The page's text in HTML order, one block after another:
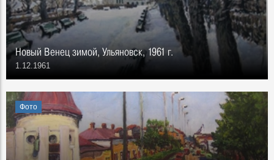
Новый Венец зимой, Ульяновск, 1961 г.
1.12.1961
Фото